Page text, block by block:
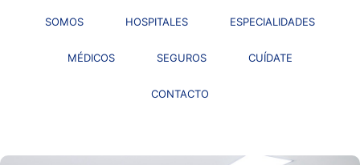
SOMOS HOSPITALES ESPECIALIDADES
MÉDICOS SEGUROS CUÍDATE
CONTACTO